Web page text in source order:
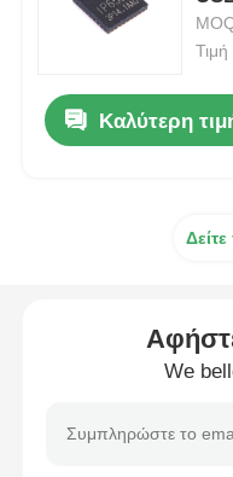
Μονάδα
Σύστημα SOC σε
Ανιχνευτής
Τσιπ
Καλύτερη
We